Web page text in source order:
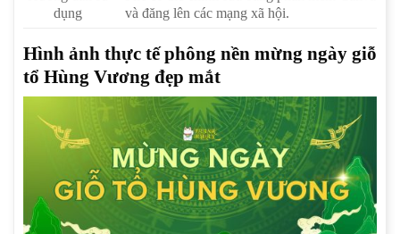
dụng
và đăng lên các mạng xã hội.
Hình ảnh thực tế phông nền mừng ngày giỗ
tổ Hùng Vương đẹp mắt